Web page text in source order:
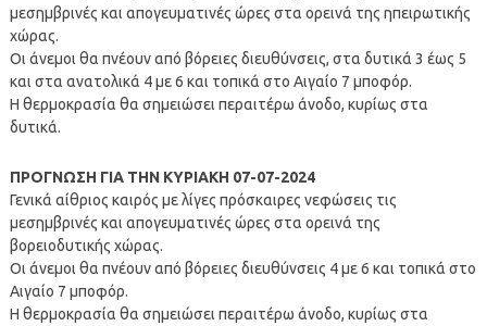
μεσημβρινές και απογευματινές ώρες στα ορεινά της ηπειρωτικής
χώρας.
Οι άνεμοι θα πνέουν από βόρειες διευθύνσεις, στα δυτικά 3 έως 5
και στα ανατολικά 4 με 6 και τοπικά στο Αιγαίο 7 μποφόρ.
Η θερμοκρασία θα σημειώσει περαιτέρω άνοδο, κυρίως στα
δυτικά.
ΠΡΟΓΝΩΣΗ ΓΙΑ ΤΗΝ ΚΥΡΙΑΚΗ 07-07-2024
Γενικά αίθριος καιρός με λίγες πρόσκαιρες νεφώσεις τις
μεσημβρινές και απογευματινές ώρες στα ορεινά της
βορειοδυτικής χώρας.
Οι άνεμοι θα πνέουν από βόρειες διευθύνσεις 4 με 6 και τοπικά στο
Αιγαίο 7 μποφόρ.
Η θερμοκρασία θα σημειώσει περαιτέρω άνοδο, κυρίως στα